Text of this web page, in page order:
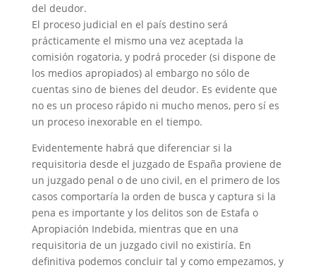
del deudor.
El proceso judicial en el país destino será
prácticamente el mismo una vez aceptada la
comisión rogatoria, y podrá proceder (si dispone de
los medios apropiados) al embargo no sólo de
cuentas sino de bienes del deudor. Es evidente que
no es un proceso rápido ni mucho menos, pero sí es
un proceso inexorable en el tiempo.
Evidentemente habrá que diferenciar si la
requisitoria desde el juzgado de España proviene de
un juzgado penal o de uno civil, en el primero de los
casos comportaría la orden de busca y captura si la
pena es importante y los delitos son de Estafa o
Apropiación Indebida, mientras que en una
requisitoria de un juzgado civil no existiría. En
definitiva podemos concluir tal y como empezamos, y